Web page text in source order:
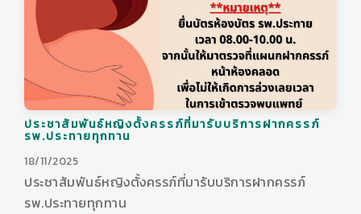
ประชาสัมพันธ์หญิงตั้งครรภ์ที่มารับบริการฝากครรภ์
รพ.ประทายทุกทาน
18/11/2025
ประชาสัมพันธ์หญิงตั้งครรภ์ที่มารับบริการฝากครรภ์
รพ.ประทายทุกทาน